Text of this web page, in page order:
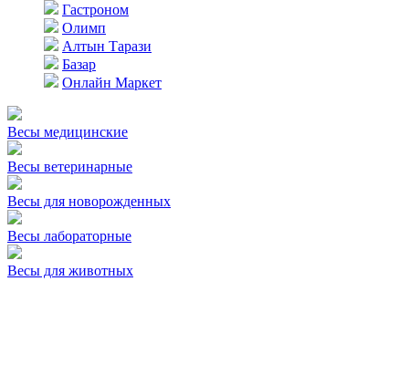
Гастроном
Олимп
Алтын Тарази
Базар
Онлайн Маркет
Весы медицинские
Весы ветеринарные
Весы для новорожденных
Весы лабораторные
Весы для животных